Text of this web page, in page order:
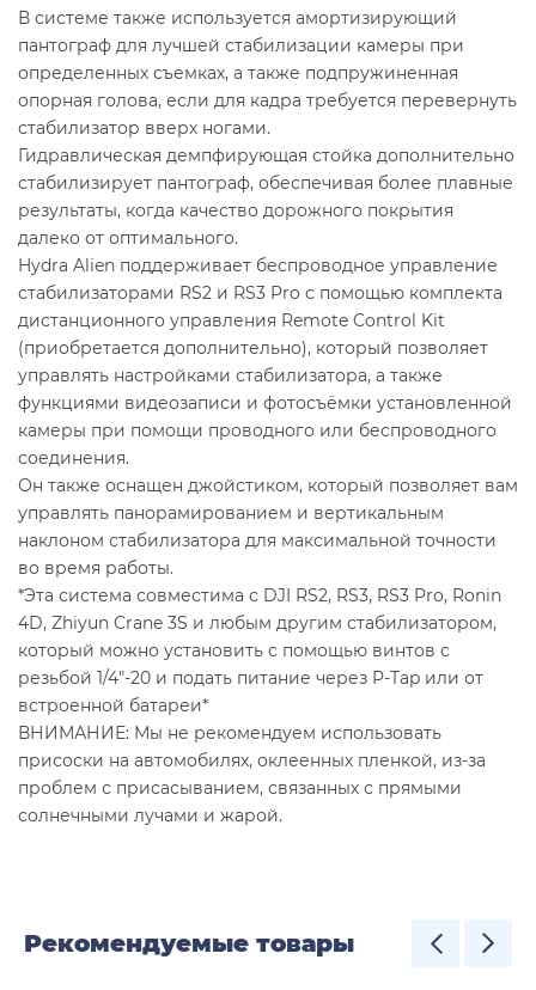
В системе также используется амортизирующий
пантограф для лучшей стабилизации камеры при
определенных съемках, а также подпружиненная
опорная голова, если для кадра требуется перевернуть
стабилизатор вверх ногами.
Гидравлическая демпфирующая стойка дополнительно
стабилизирует пантограф, обеспечивая более плавные
результаты, когда качество дорожного покрытия
далеко от оптимального.
Hydra Alien поддерживает беспроводное управление
стабилизаторами RS2 и RS3 Pro с помощью комплекта
дистанционного управления Remote Control Kit
(приобретается дополнительно), который позволяет
управлять настройками стабилизатора, а также
функциями видеозаписи и фотосъёмки установленной
камеры при помощи проводного или беспроводного
соединения.
Он также оснащен джойстиком, который позволяет вам
управлять панорамированием и вертикальным
наклоном стабилизатора для максимальной точности
во время работы.
*Эта система совместима с DJI RS2, RS3, RS3 Pro, Ronin
4D, Zhiyun Crane 3S и любым другим стабилизатором,
который можно установить с помощью винтов с
резьбой 1/4″-20 и подать питание через P-Tap или от
встроенной батареи*
ВНИМАНИЕ: Мы не рекомендуем использовать
присоски на автомобилях, оклеенных пленкой, из-за
проблем с присасыванием, связанных с прямыми
солнечными лучами и жарой.
Рекомендуемые товары